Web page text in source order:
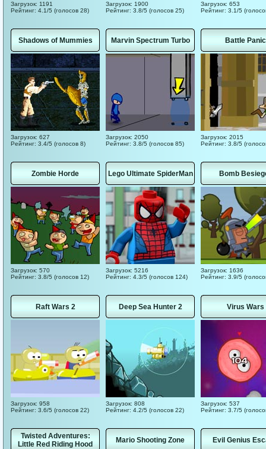
Загрузок: 1191
Рейтинг: 4.1/5 (голосов 28)
Загрузок: 1900
Рейтинг: 3.8/5 (голосов 25)
Загрузок: 653
Рейтинг: 3.1/5
Shadows of Mummies
Загрузок: 627
Рейтинг: 3.4/5 (голосов 8)
Marvin Spectrum Turbo
Загрузок: 2050
Рейтинг: 3.8/5 (голосов 85)
Battle Panic
Загрузок: 2015
Рейтинг: 3.8/5
Zombie Horde
Загрузок: 570
Рейтинг: 3.8/5 (голосов 12)
Lego Ultimate SpiderMan
Загрузок: 5216
Рейтинг: 4.3/5 (голосов 124)
Bomb
Загрузок: 1636
Рейтинг: 3.9/5
Raft Wars 2
Загрузок: 958
Рейтинг: 3.6/5 (голосов 22)
Deep Sea Hunter 2
Загрузок: 808
Рейтинг: 4.2/5 (голосов 22)
Virus Wars
Загрузок: 537
Рейтинг: 3.7/5
Twisted Adventures:
Little Red Riding Hood
Mario Shooting Zone Evil Genius